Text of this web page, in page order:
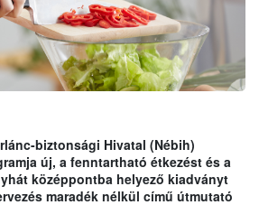
biztonsági Hivatal (Nébih)
új, a fenntartható étkezést és a
középpontba helyező kiadványt
maradék nélkül című útmutató